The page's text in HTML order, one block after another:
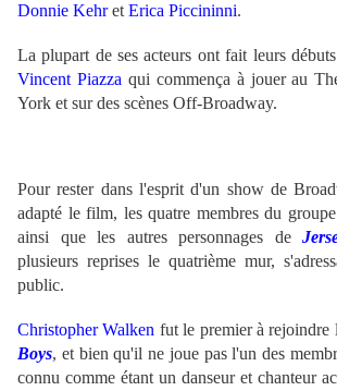
Donnie Kehret Erica Piccininni.
La plupart de ses acteurs ont fait leurs
Vincent Piazza qui commença à jouer au
York et sur des scènes Off-Broadway.
Pour rester dans l'esprit d'un show de
adapté le film, les quatre membres du groupe
ainsi que les autres personnages de
plusieurs reprises le quatrième mur,
public.
Christopher Walken fut le premier à rejoindre
Boys, et bien qu'il ne joue pas l'un des
connu comme étant un danseur et chanteur